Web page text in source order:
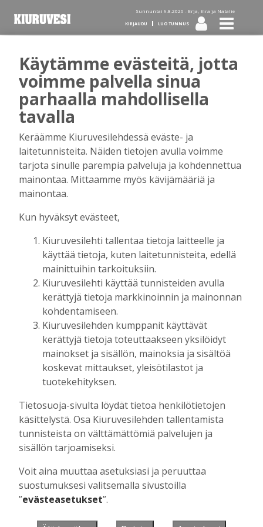
Sunnuntai 9.8.2026 - Erja, Eira ja Natalie
KIRJAUDU LUO TUNNUS
Tilaa Kiuruvesi-lehti diginä
tai kotiinkannettuna!
Kirjaudu
Sähköposti
Salasana
Muista minut
Unohtuiko salasana?
se tästä.
Käyntiosoite :
Kiuruvesi Lehti oy
Niemistenkatu 4
Kiuruvesi
Käytämme evästeitä, jotta
voimme palvella sinua
parhaalla mahdollisella
tavalla
Keräämme Kiuruvesilehdessä eväste- ja
laitetunnisteita. Näiden tietojen avulla voimme
tarjota sinulle parempia palveluja ja kohdennettua
mainontaa. Mittaamme myös kävijämääriä ja
mainontaa.
Kun hyväksyt evästeet,
Kiuruvesilehti tallentaa tietoja laitteelle ja
käyttää tietoja, kuten laitetunnisteita, edellä
mainittuihin tarkoituksiin.
Kiuruvesilehti käyttää tunnisteiden avulla
kerättyjä tietoja markkinoinnin ja mainonnan
kohdentamiseen.
Kiuruvesilehden kumppanit käyttävät
kerättyjä tietoja toteuttaakseen yksilöidyt
mainokset ja sisällön, mainoksia ja sisältöä
koskevat mittaukset, yleisötilastot ja
tuotekehityksen.
Tietosuoja-sivulta löydät tietoa henkilötietojen
käsittelystä. Osa Kiuruvesilehden tallentamista
tunnisteista on välttämättömiä palvelujen ja
sisällön tarjoamiseksi.
Voit aina muuttaa asetuksiasi ja peruuttaa
suostumuksesi valitsemalla sivustoilla
”evästeasetukset”.